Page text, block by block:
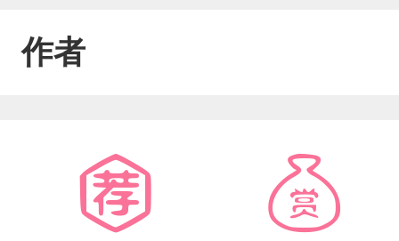
学霸同桌。包括但不限于偷偷拿走他
人。斐齐坏笑，就好玩嘛。但他没想
了。一一一一一一一一一希望大家多多
作者